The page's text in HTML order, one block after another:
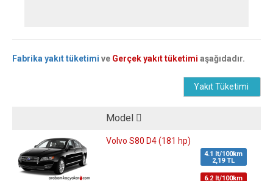
Fabrika yakıt tüketimi ve Gerçek yakıt tüketimi aşağıdadır.
Yakıt Tüketimi
Model
Volvo S80 D4 (181 hp)
4.1 lt/100km
2,19 TL
6.2 lt/100km